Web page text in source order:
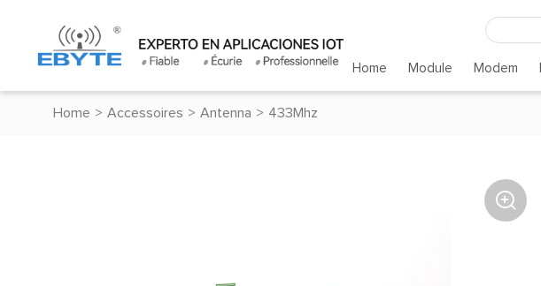
Home Module Modem
Home > Accessoires > Antenna > 433Mhz
